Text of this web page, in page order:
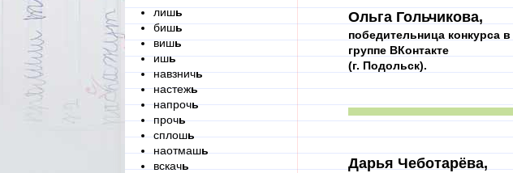
лишь
бишь
вишь
ишь
навзничь
настежь
напрочь
прочь
сплошь
наотмашь
вскачь
Ольга Гольчикова,
победительница конкурса в
группе ВКонтакте
(г. Подольск).
Дарья Чеботарёва,